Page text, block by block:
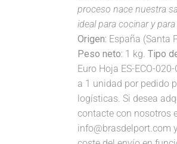
proceso nace nuestra
ideal para cocinar y
Origen: España (Santa
Peso neto: 1 kg.Tipo
Euro Hoja ES-ECO-
a 1 unidad por pedido
logísticas. Si desea
contacte con nosotros
info@brasdelport.com